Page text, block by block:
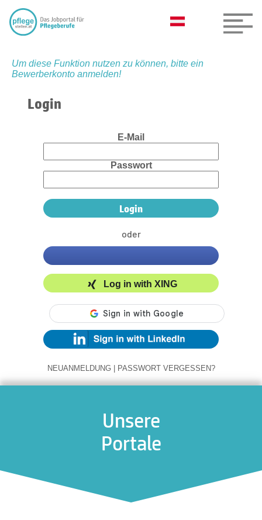
Um diese Funktion nutzen zu können, bitte ein
Bewerberkonto anmelden!
Login
E-Mail
Passwort
oder
Log in with XING
NEUANMELDUNG | PASSWORT VERGESSEN?
Unsere
Portale